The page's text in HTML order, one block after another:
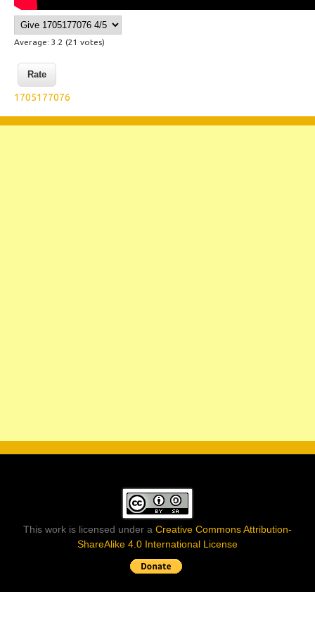
Average: 3.2 (21 votes)
1705177076
This work is licensed under a Creative Commons Attribution-
ShareAlike 4.0 International License